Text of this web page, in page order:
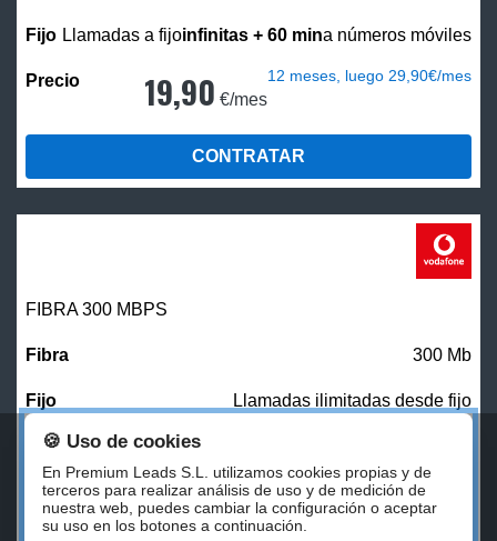
Llamadas a fijoinfinitas + 60 mina números móviles
19,90 €/mes
12 meses, luego 29,90€/mes
CONTRATAR
FIBRA 300 MBPS
300 Mb
Llamadas ilimitadas desde fijo
27,00 €/mes
CONTRATAR
🍪 Uso de cookies
En Premium Leads S.L. utilizamos cookies propias y de
terceros para realizar análisis de uso y de medición de
nuestra web, puedes cambiar la configuración o aceptar
su uso en los botones a continuación.